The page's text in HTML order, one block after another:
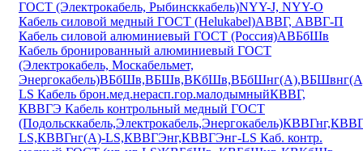
ГОСТ (Электрокабель, Рыбинсккабель)NYY-J, NYY-O
Кабель силовой медный ГОСТ (Helukabel)АВВГ, АВВГ-П
Кабель силовой алюминиевый ГОСТ (Россия)АВБбШв
Кабель бронированный алюминиевый ГОСТ
(Электрокабель, Москабельмет,
Энергокабель)
LS Кабель брон.мед.нерасп.гор.малодымныйКВВГ,
КВВГЭ Кабель контрольный медный ГОСТ
(Подольсккабель,Электрокабель,Энергокабель)
LS,КВВГнг(А)-LS,КВВГЭнг,КВВГЭнг-LS Каб. контр.